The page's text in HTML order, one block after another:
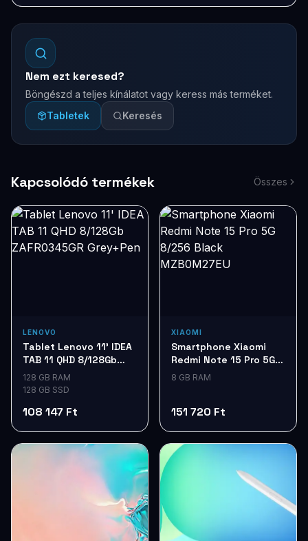
Nem ezt keresed?
Böngészd a teljes kínálatot vagy keress más terméket.
Tabletek
Keresés
Kapcsolódó termékek Összes
LENOVO
Tablet Lenovo 11' IDEA
TAB 11 QHD 8/128Gb
ZAFR0345GR Grey+Pen
128 GB RAM
128 GB SSD
108 147 Ft
XIAOMI
Smartphone Xiaomi
Redmi Note 15 Pro 5G
8/256 Black
8 GB RAM
151 720 Ft